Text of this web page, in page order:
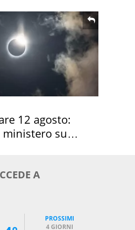
12 agosto:
ministero su